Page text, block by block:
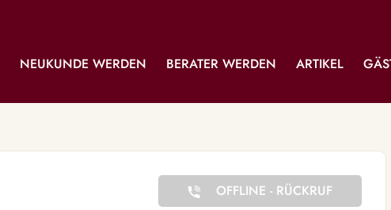
NEUKUNDE WERDEN BERATER WERDEN ARTIKEL
OFFLINE - RÜCKRUF